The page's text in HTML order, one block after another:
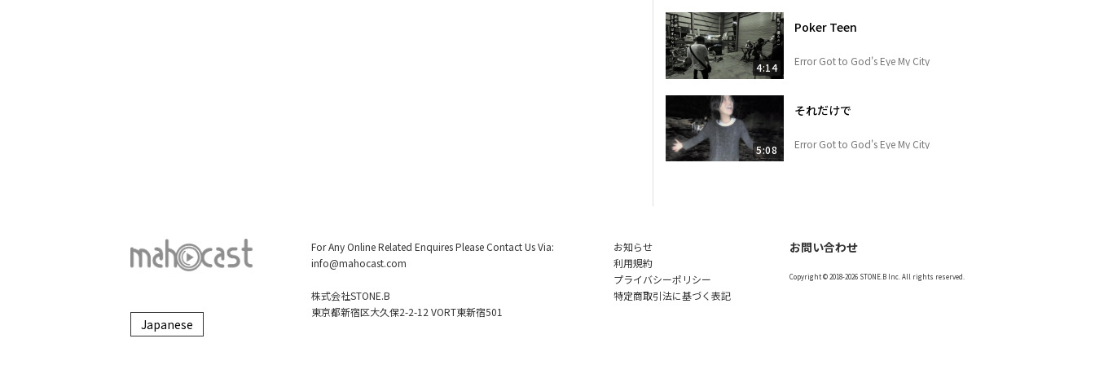
4:14
Poker Teen
Error Got to God's Eye My City
5:08
それだけで
Error Got to God's Eye My City
For Any Online Related Enquires Please Contact Us Via:
info@mahocast.com
株式会社STONE.B
東京都新宿区大久保2-2-12 VORT東新宿501
お知らせ
利用規約
プライバシーポリシー
特定商取引法に基づく表記
お問い合わせ
Copyright © 2018-2026 STONE.B Inc. All rights reserved.